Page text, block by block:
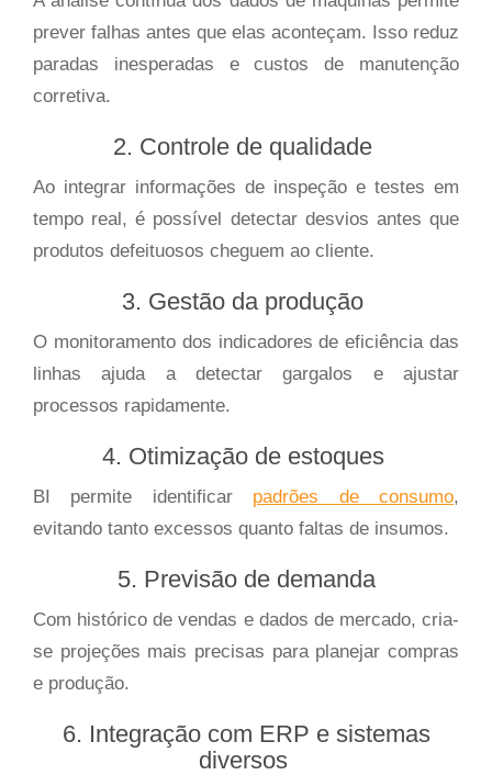
prever falhas antes que elas aconteçam. Isso reduz
paradas inesperadas e custos de manutenção
corretiva.
2. Controle de qualidade
Ao integrar informações de inspeção e testes em
tempo real, é possível detectar desvios antes que
produtos defeituosos cheguem ao cliente.
3. Gestão da produção
O monitoramento dos indicadores de eficiência das
linhas ajuda a detectar gargalos e ajustar
processos rapidamente.
4. Otimização de estoques
BI permite identificar padrões de consumo,
evitando tanto excessos quanto faltas de insumos.
5. Previsão de demanda
Com histórico de vendas e dados de mercado, cria-
se projeções mais precisas para planejar compras
e produção.
6. Integração com ERP e sistemas
diversos